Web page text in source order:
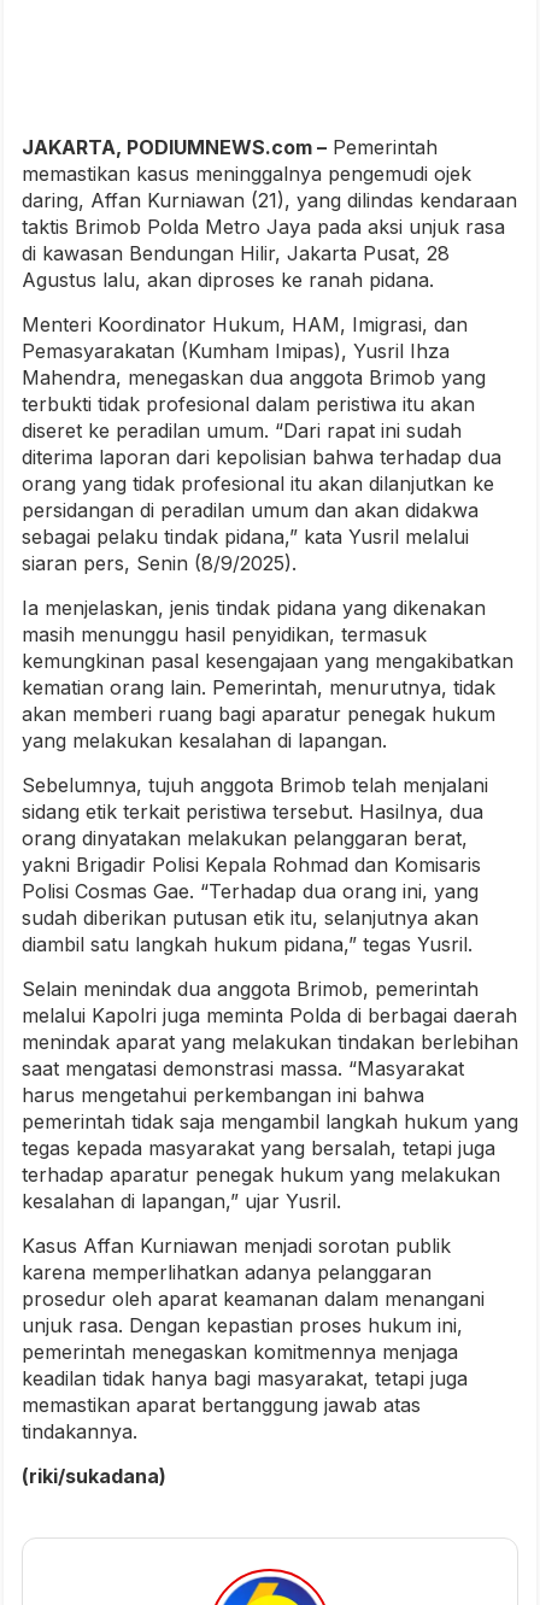
JAKARTA, PODIUMNEWS.com – Pemerintah
memastikan kasus meninggalnya pengemudi ojek
daring, Affan Kurniawan (21), yang dilindas kendaraan
taktis Brimob Polda Metro Jaya pada aksi unjuk rasa
di kawasan Bendungan Hilir, Jakarta Pusat, 28
Agustus lalu, akan diproses ke ranah pidana.
Menteri Koordinator Hukum, HAM, Imigrasi, dan
Pemasyarakatan (Kumham Imipas), Yusril Ihza
Mahendra, menegaskan dua anggota Brimob yang
terbukti tidak profesional dalam peristiwa itu akan
diseret ke peradilan umum. “Dari rapat ini sudah
diterima laporan dari kepolisian bahwa terhadap dua
orang yang tidak profesional itu akan dilanjutkan ke
persidangan di peradilan umum dan akan didakwa
sebagai pelaku tindak pidana,” kata Yusril melalui
siaran pers, Senin (8/9/2025).
Ia menjelaskan, jenis tindak pidana yang dikenakan
masih menunggu hasil penyidikan, termasuk
kemungkinan pasal kesengajaan yang mengakibatkan
kematian orang lain. Pemerintah, menurutnya, tidak
akan memberi ruang bagi aparatur penegak hukum
yang melakukan kesalahan di lapangan.
Sebelumnya, tujuh anggota Brimob telah menjalani
sidang etik terkait peristiwa tersebut. Hasilnya, dua
orang dinyatakan melakukan pelanggaran berat,
yakni Brigadir Polisi Kepala Rohmad dan Komisaris
Polisi Cosmas Gae. “Terhadap dua orang ini, yang
sudah diberikan putusan etik itu, selanjutnya akan
diambil satu langkah hukum pidana,” tegas Yusril.
Selain menindak dua anggota Brimob, pemerintah
melalui Kapolri juga meminta Polda di berbagai daerah
menindak aparat yang melakukan tindakan berlebihan
saat mengatasi demonstrasi massa. “Masyarakat
harus mengetahui perkembangan ini bahwa
pemerintah tidak saja mengambil langkah hukum yang
tegas kepada masyarakat yang bersalah, tetapi juga
terhadap aparatur penegak hukum yang melakukan
kesalahan di lapangan,” ujar Yusril.
Kasus Affan Kurniawan menjadi sorotan publik
karena memperlihatkan adanya pelanggaran
prosedur oleh aparat keamanan dalam menangani
unjuk rasa. Dengan kepastian proses hukum ini,
pemerintah menegaskan komitmennya menjaga
keadilan tidak hanya bagi masyarakat, tetapi juga
memastikan aparat bertanggung jawab atas
tindakannya.
(riki/sukadana)